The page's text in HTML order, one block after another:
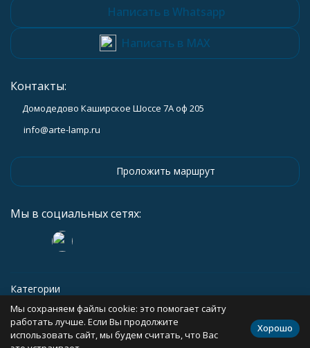
Написать в Whatsapp
Написать в MAX
Контакты:
Домодедово Каширское Шоссе 7А оф 205
info@arte-lamp.ru
Проложить маршрут
Мы в социальных сетях:
Категории
Информация
Мы сохраняем файлы cookie: это помогает сайту
работать лучше. Если Вы продолжите
использовать сайт, мы будем считать, что Вас
Хорошо